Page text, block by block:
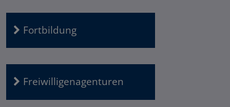
Fortbildung
Freiwilligenagenturen